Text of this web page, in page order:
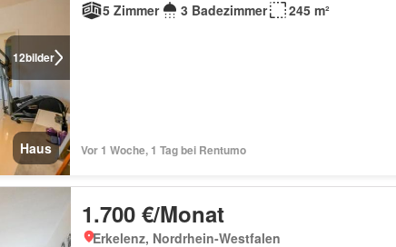
12bilder
Haus
5 Zimmer
3 Badezimmer 245 m²
Vor 1 Woche, 1 Tag bei Rentumo
1.700 €/Monat
Erkelenz, Nordrhein-Westfalen